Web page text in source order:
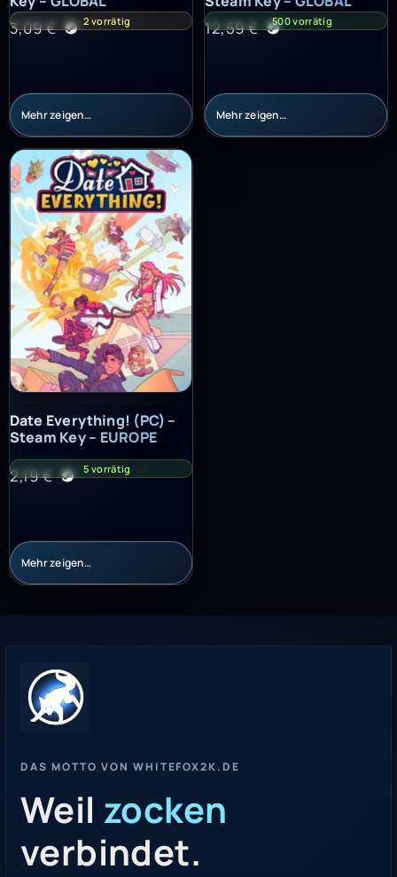
3,09€ 2 vorrätig
Mehr zeigen…
12,59€ 500 vorrätig
Mehr zeigen…
Date Everything! (PC) – Steam Key – EUROPE
Date Everything! (PC) –
Steam Key – EUROPE
2,19€ 5 vorrätig
Mehr zeigen…
DAS MOTTO VON WHITEFOX2K.DE
Weil zocken
verbindet.